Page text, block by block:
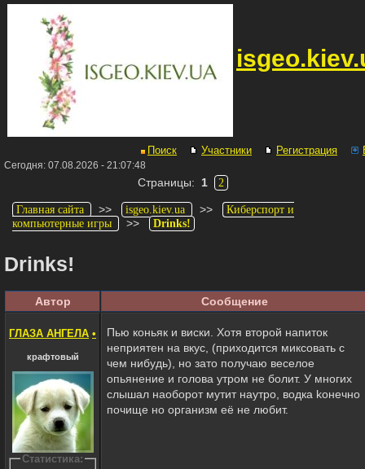
Поиск Участники Регистрация
Сегодня: 07.08.2026 - 21:07:48
Страницы: 1 2
Главная сайта >> isgeo.kiev.ua >>
Киберспорт и
компьютерные игры
>> Drinks!
Drinks!
Автор Сообщение
ГЛАЗА АНГЕЛА •
крафтовый
Статистика:
Пью коньяк и виски. Хотя второй напиток
неприятен на вкус, (приходится миксовать с
чем нибудь), но зато получаю веселое
опьянение и голова утром не болит. У многих
слышал наоборот мутит наутро, водка kонечно
почище но организм её не любит.